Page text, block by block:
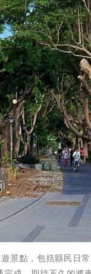
景點，包括縣民日